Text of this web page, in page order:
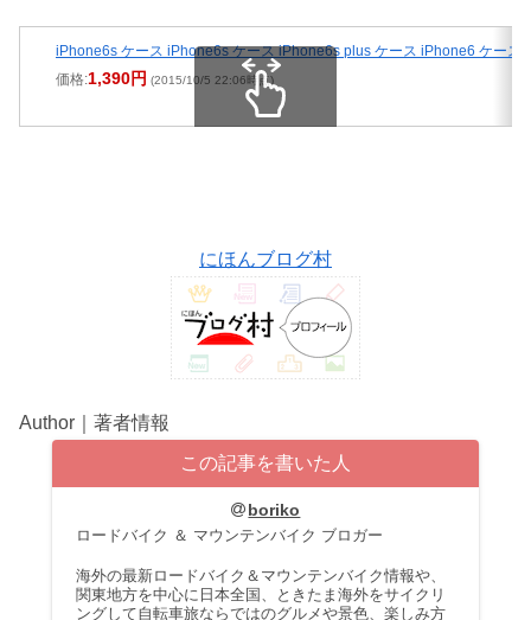
iPhone6s ケース iPhone6s ケース iPhone6s plus ケース iPhone6 ケー
価格:1,390円 (2015/10/5 22:06時点)
にほんブログ村
Author｜著者情報
この記事を書いた人
boriko
ロードバイク ＆ マウンテンバイク ブロガー
海外の最新ロードバイク＆マウンテンバイク情報や、
関東地方を中心に日本全国、ときたま海外をサイクリ
ングして自転車旅ならではのグルメや景色、楽しみ方